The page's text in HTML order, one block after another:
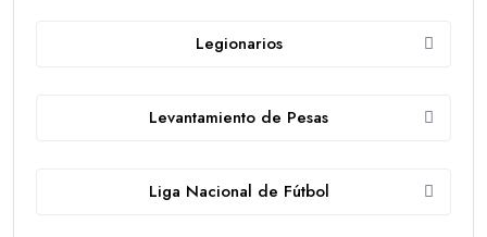
Legionarios
Levantamiento de Pesas
Liga Nacional de Fútbol